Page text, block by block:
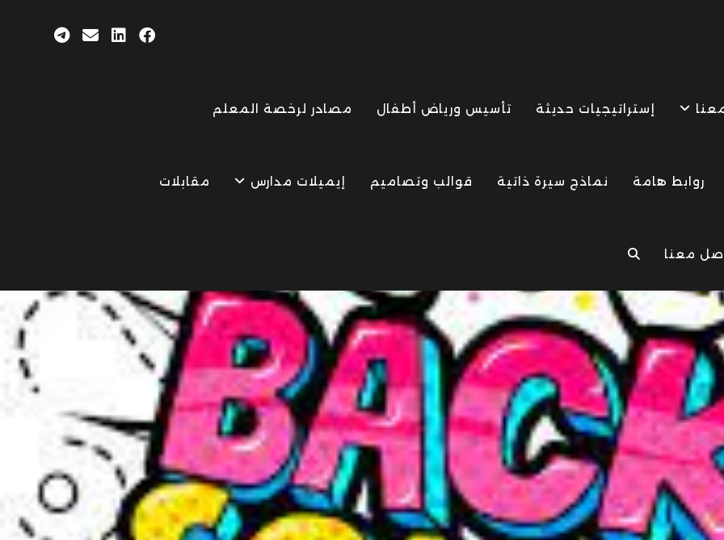
إستراتيجيات حديثة تأسيس ورياض أطفال مصادر لرخصة المعلم
روابط هامة نماذج سيرة ذاتية قوالب وتصاميم إيميلات مدارس مقابلات
معنا TOGGLE
WEBSITE
SEARCH